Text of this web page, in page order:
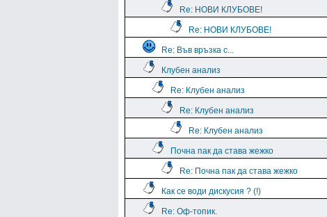
Re: НОВИ КЛУБОВЕ!
Re: НОВИ КЛУБОВЕ!
Re: Във връзка с...
Клубен анализ
Re: Клубен анализ
Re: Клубен анализ
Re: Клубен анализ
Почна пак да става жежко
Re: Почна пак да става жежко
Как се води дискусия ? (!)
Re: Оф-топик.